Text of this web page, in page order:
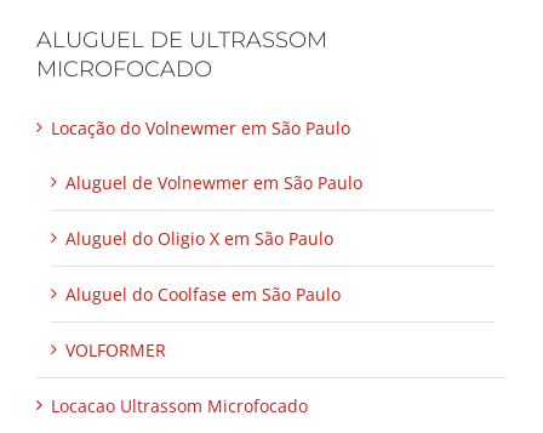
ALUGUEL DE ULTRASSOM
MICROFOCADO
Locação do Volnewmer em São Paulo
Aluguel de Volnewmer em São Paulo
Aluguel do Oligio X em São Paulo
Aluguel do Coolfase em São Paulo
VOLFORMER
Locacao Ultrassom Microfocado